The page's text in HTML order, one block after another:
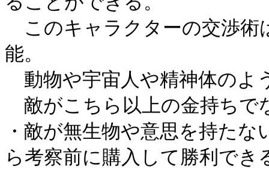
このキャラクターの交渉術
能。
動物や宇宙人や精神体のよ
敵がこちら以上の金持ちで
・敵が無生物や意思を持た
ら考察前に購入して勝利でき